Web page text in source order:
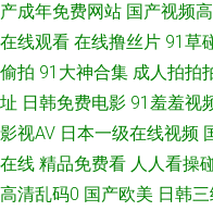
91免费社区 青草天美精品 东方
二三区 91视频永久网址 日韩
图图片 免费a级 www人与兽 午
频资源 91美女总站 免费香蕉
产成年免费网站 国产视频
在线观看 在线撸丝片 91草
偷拍 91大神合集 成人拍拍
址 日韩免费电影 91羞羞视
影视AV 日本一级在线视频
在线 精品免费看 人人看操
高清乱码0 国产欧美 日韩